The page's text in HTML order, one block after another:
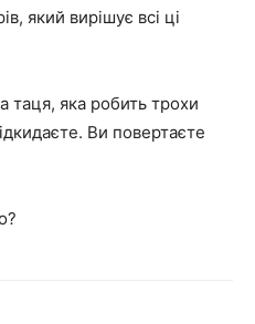
який вирішує всі ці
таця, яка робить трохи
Ви повертаєте